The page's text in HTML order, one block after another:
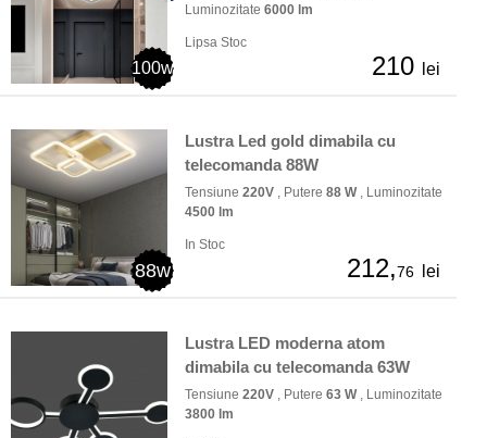
100w
Luminozitate 6000 lm
Lipsa Stoc
210 lei
88w
Lustra Led gold dimabila cu
telecomanda 88W
Tensiune 220V , Putere 88 W, Luminozitate
4500 lm
In Stoc
212,76 lei
Lustra LED moderna atom
dimabila cu telecomanda 63W
Tensiune 220V , Putere 63 W, Luminozitate
3800 lm